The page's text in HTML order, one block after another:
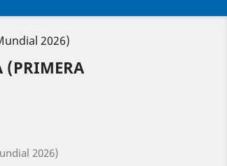
2026)
(PRIMERA
2026)